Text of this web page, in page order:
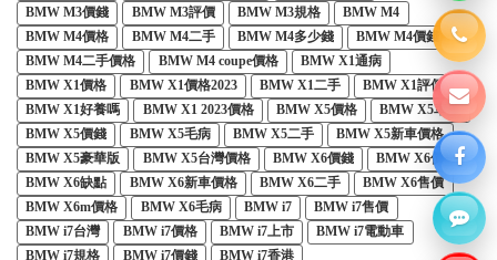
BMW M3價錢
BMW M3評價 BMW M3規格
BMW M4
BMW M4價格
BMW M4二手 BMW M4多少錢
BMW M4價錢
BMW M4二手價格
BMW M4 coupe價格
BMW X1通病
BMW X1價格
BMW X1價格2023 BMW X1二手
BMW X1評價
BMW X1好養嗎
BMW X1 2023價格 BMW X5價格
BMW X5車型
BMW X5價錢
BMW X5毛病 BMW X5二手
BMW X5新車價格
BMW X5豪華版
BMW X5台灣價格 BMW X6價錢
BMW X6價格
BMW X6缺點
BMW X6新車價格 BMW X6二手
BMW X6售價
BMW X6m價格
BMW X6毛病 BMW i7
BMW i7售價
BMW i7台灣
BMW i7價格 BMW i7上市
BMW i7電動車
BMW i7規格
BMW i7價錢 BMW i7香港